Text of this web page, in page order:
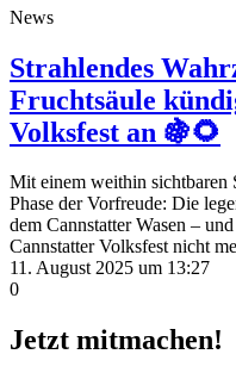
News
Strahlendes
Fruchtsäule
Volksfest an 🍇🌻
Mit einem weithin sichtbaren
Phase der Vorfreude: Die
dem Cannstatter Wasen –
Cannstatter Volksfest nicht
11. August 2025 um 13:27
0
Jetzt mitmachen!